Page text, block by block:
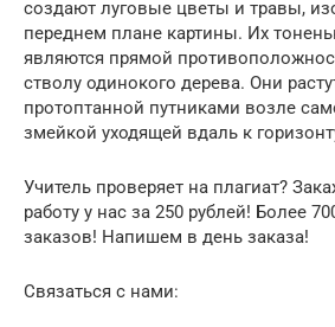
создают луговые цветы и травы,
переднем плане картины. Их
являются прямой
стволу одинокого дерева. Они
протоптанной путниками возле
змейкой уходящей вдаль к
Учитель проверяет на плагиат?
работу у нас за 250 рублей! Более
заказов! Напишем в день заказа!
Связаться с нами: